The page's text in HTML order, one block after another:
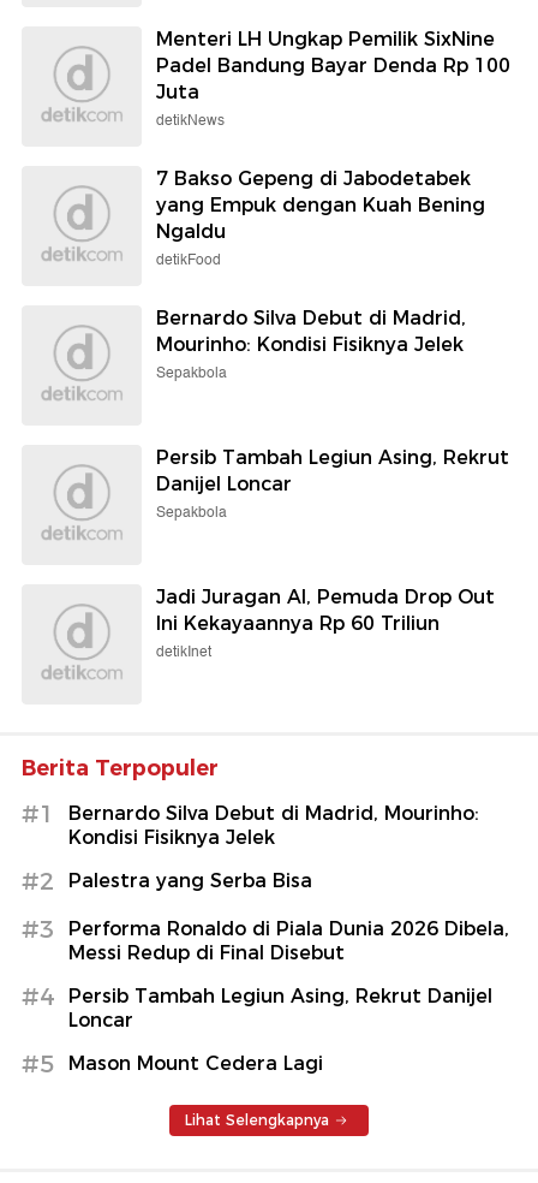
Menteri LH Ungkap Pemilik SixNine
Padel Bandung Bayar Denda Rp 100
Juta
detikNews
7 Bakso Gepeng di Jabodetabek
yang Empuk dengan Kuah Bening
Ngaldu
detikFood
Bernardo Silva Debut di Madrid,
Mourinho: Kondisi Fisiknya Jelek
Sepakbola
Persib Tambah Legiun Asing, Rekrut
Danijel Loncar
Sepakbola
Jadi Juragan AI, Pemuda Drop Out
Ini Kekayaannya Rp 60 Triliun
detikInet
Berita Terpopuler
#1
Bernardo Silva Debut di Madrid, Mourinho:
Kondisi Fisiknya Jelek
#2 Palestra yang Serba Bisa
#3
Performa Ronaldo di Piala Dunia 2026 Dibela,
Messi Redup di Final Disebut
#4
Persib Tambah Legiun Asing, Rekrut Danijel
Loncar
#5 Mason Mount Cedera Lagi
Lihat Selengkapnya